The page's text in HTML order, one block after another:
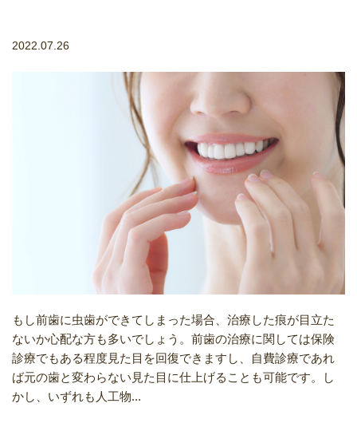
2022.07.26
もし前歯に虫歯ができてしまった場合、治療した痕が目立た
ないか心配な方も多いでしょう。前歯の治療に関しては保険
診療でもある程度見た目を回復できますし、自費診療であれ
ば元の歯と変わらない見た目に仕上げることも可能です。し
かし、いずれも人工物...